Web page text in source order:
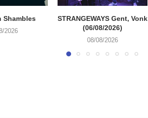
Shambles
2026
STRANGEWAYS Gent, Vonk
(06/08/2026)
08/08/2026